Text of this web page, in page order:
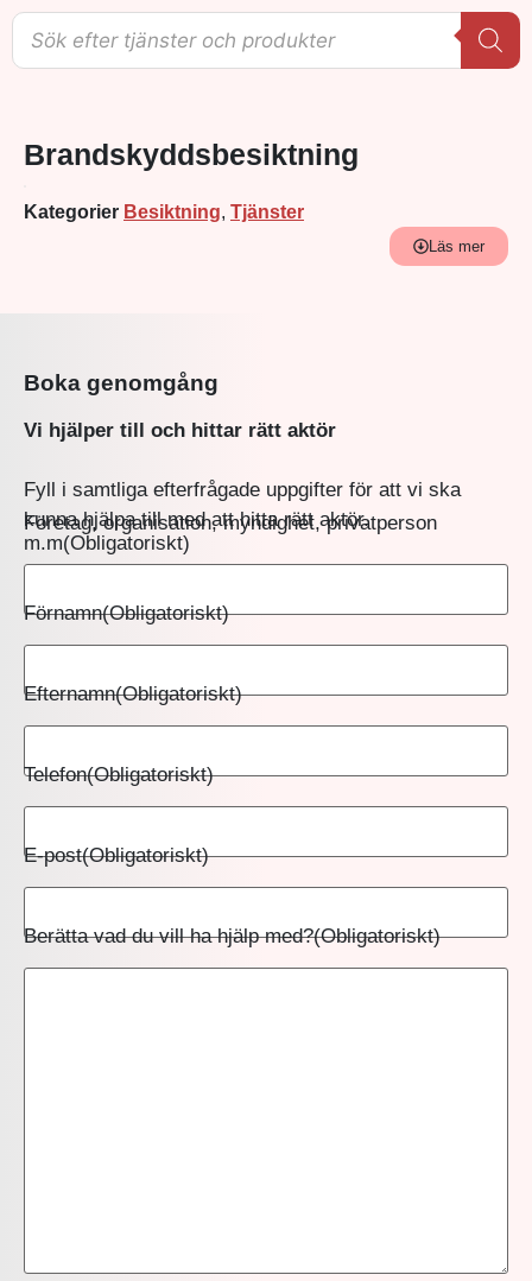
Brandskyddsbesiktning
Kategorier Besiktning, Tjänster
Läs mer
Boka genomgång
Vi hjälper till och hittar rätt aktör
Fyll i samtliga efterfrågade uppgifter för att vi ska
kunna hjälpa till med att hitta rätt aktör.
Företag, organisation, myndighet, privatperson
m.m(Obligatoriskt)
Förnamn(Obligatoriskt)
Efternamn(Obligatoriskt)
Telefon(Obligatoriskt)
E-post(Obligatoriskt)
Berätta vad du vill ha hjälp med?(Obligatoriskt)